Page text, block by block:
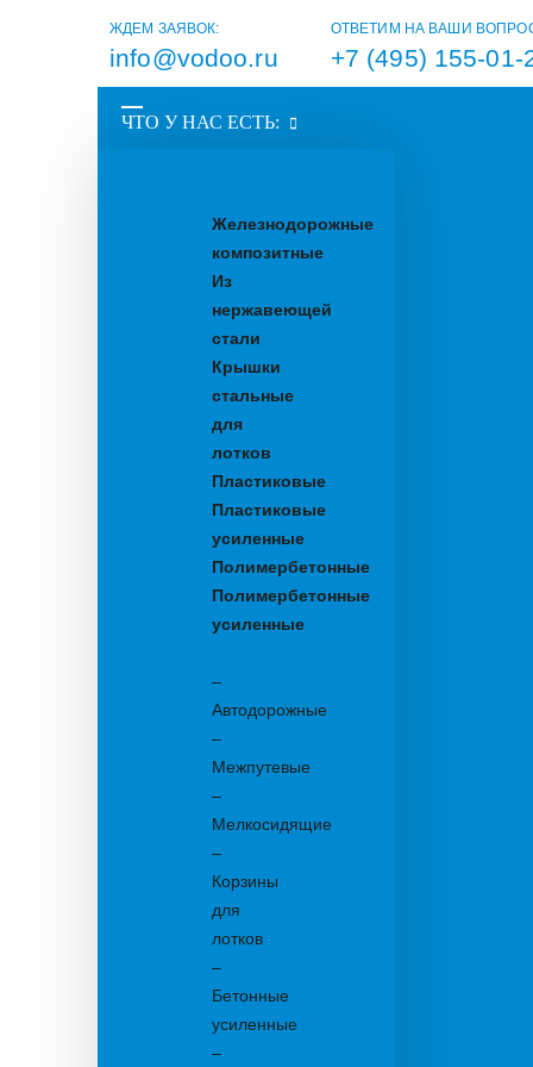
ЖДЕМ ЗАЯВОК:
info@vodoo.ru
ОТВЕТИМ НА ВАШИ
+7 (495) 155-01-
ЧТО У НАС ЕСТЬ:
Железнодорожные
композитные
Из
нержавеющей
стали
Крышки
стальные
для
лотков
Пластиковые
Пластиковые
усиленные
Полимербетонные
Полимербетонные
усиленные
–
Автодорожные
–
Межпутевые
–
Мелкосидящие
–
Корзины
для
лотков
–
Бетонные
усиленные
–